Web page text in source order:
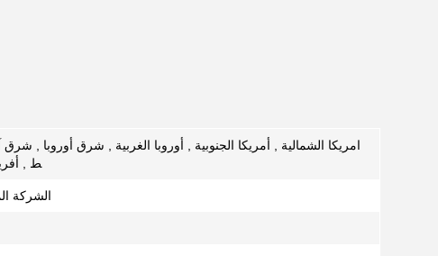
امريكا الشمالية , أمريكا الجنوبية , أوروبا الغربية , شرق أوروبا ,
ط ,
الشركة